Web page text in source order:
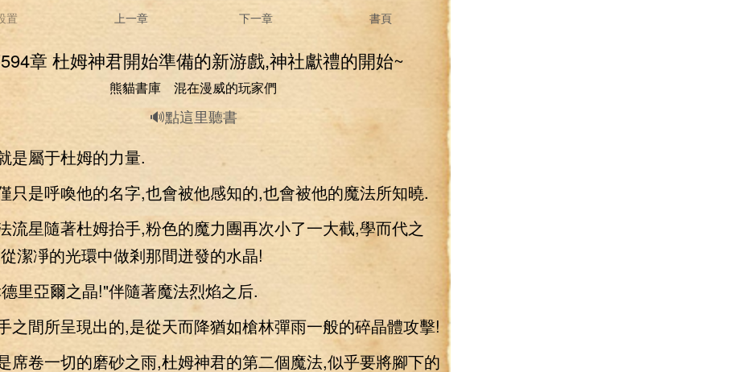
置 上一章 下一章 書頁
章 杜姆神君開始準備的新游戲,神社獻禮的開始~
熊貓書庫 混在漫威的玩家們
🔊點這里聽書
于杜姆的力量.
呼喚他的名字,也會被他感知的,也會被他的魔法所知曉.
星隨著杜姆抬手,粉色的魔力團再次小了一大截,學而代之
潔凈的光環中做剎那間迸發的水晶!
亞爾之晶!"伴隨著魔法烈焰之后.
間所呈現出的,是從天而降猶如槍林彈雨一般的碎晶體攻擊!
卷一切的磨砂之雨,杜姆神君的第二個魔法,似乎要將腳下的